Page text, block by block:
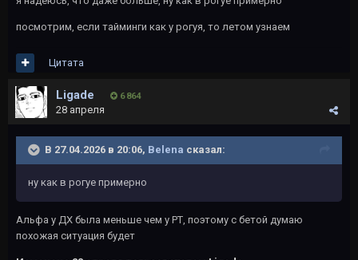
посмотрим, если тайминги как у рогуя, то летом узнаем
Цитата
Ligade 6 864
28 апреля
В 27.04.2026 в 20:06, Belena сказал:
ну как в рогуе примерно
Альфа у ДХ была меньше чем у РТ, поэтому с бетой думаю
похожая ситуация будет